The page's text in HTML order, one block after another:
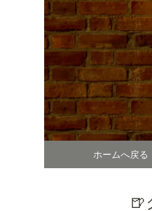
東京、
ガーや
様なシ
コンテンツへ移
ホームへ戻る
🍺